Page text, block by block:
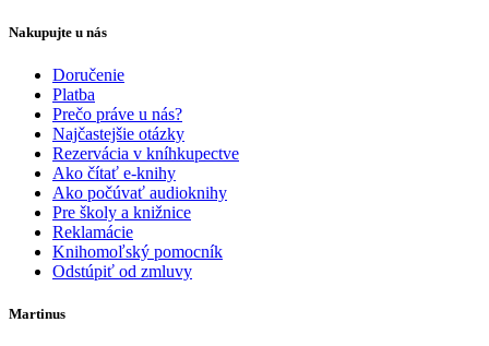
Nakupujte u nás
Doručenie
Platba
Prečo práve u nás?
Najčastejšie otázky
Rezervácia v kníhkupectve
Ako čítať e-knihy
Ako počúvať audioknihy
Pre školy a knižnice
Reklamácie
Knihomoľský pomocník
Odstúpiť od zmluvy
Martinus